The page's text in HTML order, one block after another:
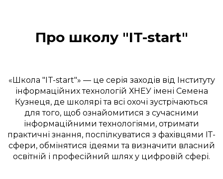
Про школу "IT-start"
«Школа "IT-start"» — це серія заходів від Інституту
інформаційних технологій ХНЕУ імені Семена
Кузнеця, де школярі та всі охочі зустрічаються
для того, щоб ознайомитися з сучасними
інформаційними технологіями, отримати
практичні знання, поспілкуватися з фахівцями ІТ-
сфери, обмінятися ідеями та визначити власний
освітній і професійний шлях у цифровій сфері.